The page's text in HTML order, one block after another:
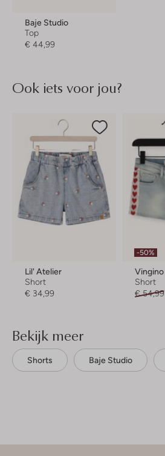
Baje Studio
Top
€ 44,99
Ook iets voor jou?
Lil' Atelier
Short
€ 34,99
-50%
Vingino
Short
€ 54,99
Bekijk meer
Shorts Baje Studio